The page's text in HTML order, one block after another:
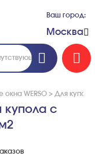
Ваш город:
Москва
WERSO > Для
купола с